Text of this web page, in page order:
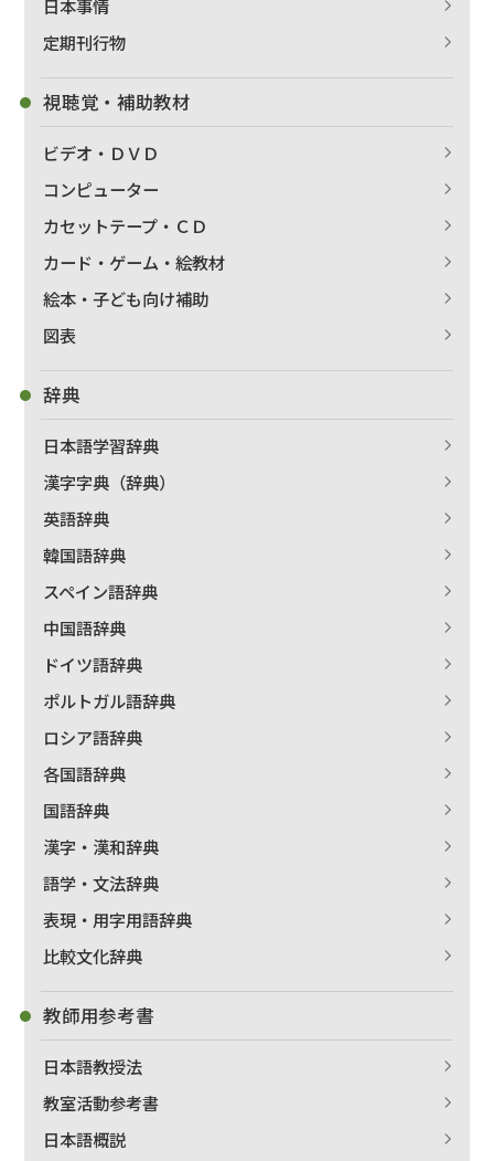
出版社名で絞り込む
著者名で絞り込む
日本事情
定期刊行物
視聴覚・補助教材
ビデオ・ＤＶＤ
コンピューター
カセットテープ・ＣＤ
カード・ゲーム・絵教材
絵本・子ども向け補助
図表
辞典
日本語学習辞典
漢字字典（辞典）
英語辞典
韓国語辞典
スペイン語辞典
中国語辞典
ドイツ語辞典
ポルトガル語辞典
ロシア語辞典
各国語辞典
国語辞典
漢字・漢和辞典
語学・文法辞典
表現・用字用語辞典
比較文化辞典
教師用参考書
日本語教授法
教室活動参考書
日本語概説